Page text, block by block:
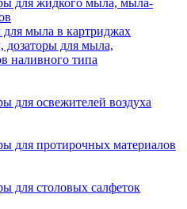
для жидкого мыла, мыла-
мыла в картриджах
дозаторы для мыла,
наливного типа
для освежителей воздуха
для протирочных материалов
для столовых салфеток